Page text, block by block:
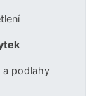
a podlahy